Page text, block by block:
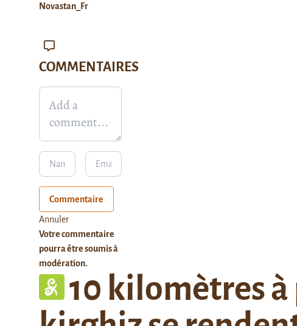
10 kilomètres
Novastan_Fr
COMMENTAIRES
Commentaire
Annuler
Votre commentaire
pourra être soumis à
modération.